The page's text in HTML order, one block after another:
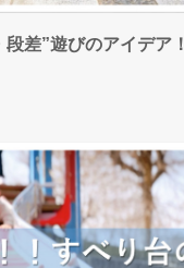
差”遊びのアイデア！